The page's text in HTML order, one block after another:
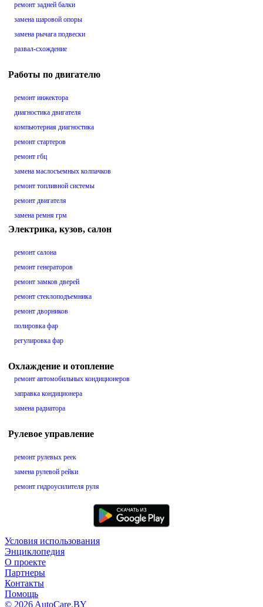
ремонт задней балки
замена шаровой опоры
замена рычага подвески
развал-схождение
Работы по двигателю
ремонт инжектора
диагностика двигателя
компьютерная диагностика
ремонт стартеров
ремонт гбц
замена маслосъемных колпачков
ремонт топливной системы
ремонт двигателя
замена ремня грм
Электрика, кузов, салон
ремонт салона
ремонт генераторов
ремонт замков дверей
ремонт стеклоподъемника
ремонт дворников
полировка фар
регулировка фар
Охлаждение и отопление
ремонт автомобильных кондиционеров
заправка кондиционера
замена радиатора
Рулевое управление
ремонт рулевых реек
замена рулевой рейки
ремонт гидроусилителя руля
Условия использования
Энциклопедия
О проекте
Партнеры
Контакты
Помощь
© 2026 AutoCare.BY